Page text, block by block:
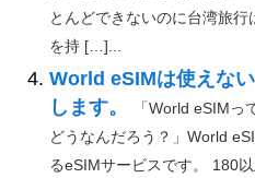
とんどできないのに台湾旅
を持 […]...
World eSIMは使えな
します。
「World eSIMっ
どうなんだろう？」World
るeSIMサービスです。 180